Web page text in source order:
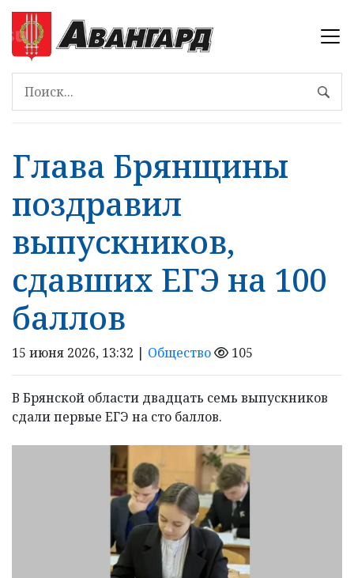
Глава Брянщины
поздравил
выпускников,
сдавших ЕГЭ на 100
баллов
15 июня 2026, 13:32 | Общество 105
В Брянской области двадцать семь выпускников
сдали первые ЕГЭ на сто баллов.